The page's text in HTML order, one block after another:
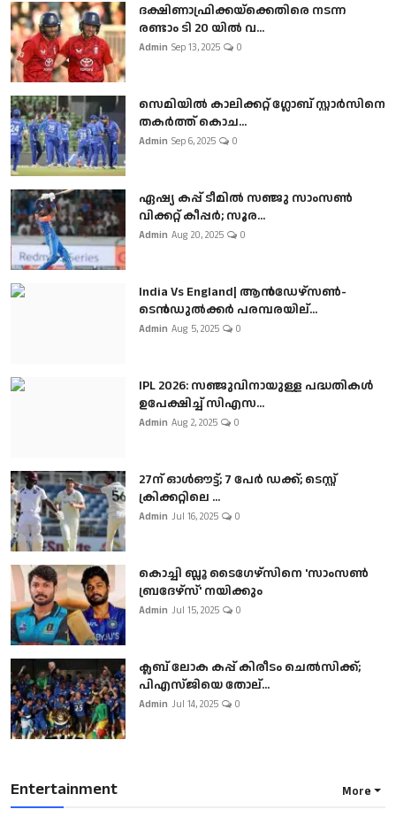
ദക്ഷിണാഫ്രിക്കയ്‌ക്കെതിരെ നടന്ന
രണ്ടാം ടി 20 യിൽ വ...
Admin Sep 13, 2025 0
സെമിയിൽ കാലിക്കറ്റ് ഗ്ലോബ് സ്റ്റാർസിനെ
തകർത്ത് കൊച...
Admin Sep 6, 2025 0
ഏഷ്യ കപ്പ് ടീമിൽ സഞ്ജു സാംസൺ
വിക്കറ്റ് കീപ്പർ; സൂര...
Admin Aug 20, 2025 0
India Vs England| ആൻഡേഴ്സൺ-
ടെൻഡുല്‍ക്കർ പരമ്പരയില്...
Admin Aug 5, 2025 0
IPL 2026: സഞ്ജുവിനായുള്ള പദ്ധതികൾ
ഉപേക്ഷിച്ച് സിഎസ...
Admin Aug 2, 2025 0
27ന് ഓൾഔട്ട്; 7 പേർ ഡക്ക്; ടെസ്റ്റ്
ക്രിക്കറ്റിലെ ...
Admin Jul 16, 2025 0
കൊച്ചി ബ്ലൂ ടൈഗേഴ്സിനെ 'സാംസൺ
ബ്രദേഴ്സ്' നയിക്കും
Admin Jul 15, 2025 0
ക്ലബ് ലോക കപ്പ് കിരീടം ചെല്‍സിക്ക്;
പിഎസ്ജിയെ തോല്...
Admin Jul 14, 2025 0
Entertainment More